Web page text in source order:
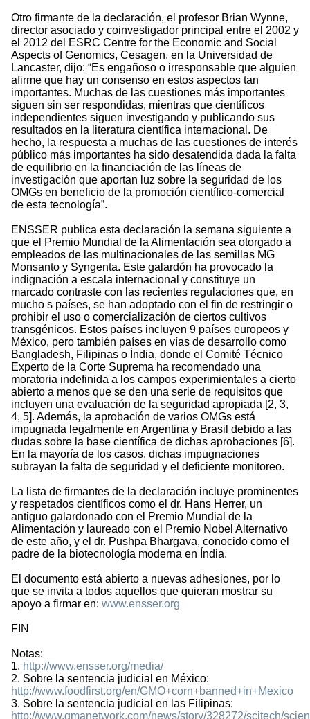
Otro firmante de la declaración, el profesor Brian Wynne,
director asociado y coinvestigador principal entre el 2002 y
el 2012 del ESRC Centre for the Economic and Social
Aspects of Genomics, Cesagen, en la Universidad de
Lancaster, dijo: “Es engañoso o irresponsable que alguien
afirme que hay un consenso en estos aspectos tan
importantes. Muchas de las cuestiones más importantes
siguen sin ser respondidas, mientras que científicos
independientes siguen investigando y publicando sus
resultados en la literatura científica internacional. De
hecho, la respuesta a muchas de las cuestiones de interés
público más importantes ha sido desatendida dada la falta
de equilibrio en la financiación de las líneas de
investigación que aportan luz sobre la seguridad de los
OMGs en beneficio de la promoción científico-comercial
de esta tecnología”.
ENSSER publica esta declaración la semana siguiente a
que el Premio Mundial de la Alimentación sea otorgado a
empleados de las multinacionales de las semillas MG
Monsanto y Syngenta. Este galardón ha provocado la
indignación a escala internacional y constituye un
marcado contraste con las recientes regulaciones que, en
mucho s países, se han adoptado con el fin de restringir o
prohibir el uso o comercialización de ciertos cultivos
transgénicos. Estos países incluyen 9 países europeos y
México, pero también países en vías de desarrollo como
Bangladesh, Filipinas o Índia, donde el Comité Técnico
Experto de la Corte Suprema ha recomendado una
moratoria indefinida a los campos experimientales a cierto
abierto a menos que se den una serie de requisitos que
incluyen una evaluación de la seguridad apropiada [2, 3,
4, 5]. Además, la aprobación de varios OMGs está
impugnada legalmente en Argentina y Brasil debido a las
dudas sobre la base científica de dichas aprobaciones [6].
En la mayoría de los casos, dichas impugnaciones
subrayan la falta de seguridad y el deficiente monitoreo.
La lista de firmantes de la declaración incluye prominentes
y respetados científicos como el dr. Hans Herrer, un
antiguo galardonado con el Premio Mundial de la
Alimentación y laureado con el Premio Nobel Alternativo
de este año, y el dr. Pushpa Bhargava, conocido como el
padre de la biotecnología moderna en Índia.
El documento está abierto a nuevas adhesiones, por lo
que se invita a todos aquellos que quieran mostrar su
apoyo a firmar en: www.ensser.org
FIN
Notas:
1. http://www.ensser.org/media/
2. Sobre la sentencia judicial en México:
http://www.foodfirst.org/en/GMO+corn+banned+in+Mexico
3. Sobre la sentencia judicial en las Filipinas:
http://www.gmanetwork.com/news/story/328272/scitech/